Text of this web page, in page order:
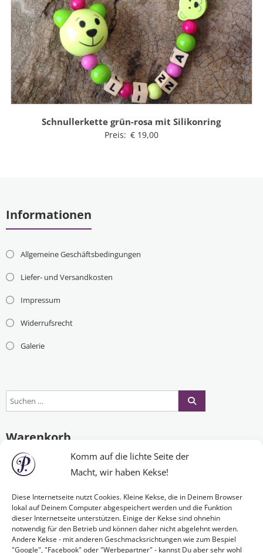
Komm auf die lichte Seite der
Macht, wir haben Kekse!
Diese Internetseite nutzt Cookies. Kleine Kekse, die in Deinem Browser
lokal auf Deinem Computer abgespeichert werden und die Funktion
dieser Internetseite unterstützen. Einige der Kekse sind ohnehin
notwendig für den Betrieb und können daher nicht abgelehnt werden.
Andere Kekse - mit anderen Geschmacksrichtungen wie zum Bespiel
"Google", "Facebook" oder "Werbepartner" - kannst Du aber sehr wohl
Schnullerkette grün-rosa mit Silikonring
Preis: €19,00
Informationen
Allgemeine Geschäftsbedingungen
Liefer- und Versandkosten
Impressum
Widerrufsrecht
Galerie
Warenkorb
Es befinden sich keine Produkte im Warenkorb.
Nichts Passendes gefunden?